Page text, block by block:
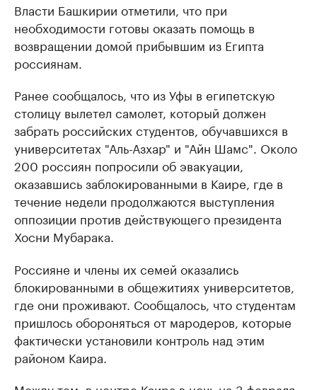
Власти Башкирии отметили, что при
необходимости готовы оказать помощь в
возвращении домой прибывшим из Египта
россиянам.
Ранее сообщалось, что из Уфы в египетскую
столицу вылетел самолет, который должен
забрать российских студентов, обучавшихся в
университетах "Аль-Азхар" и "Айн Шамс". Около
200 россиян попросили об эвакуации,
оказавшись заблокированными в Каире, где в
течение недели продолжаются выступления
оппозиции против действующего президента
Хосни Мубарака.
Россияне и члены их семей оказались
блокированными в общежитиях университетов,
где они проживают. Сообщалось, что студентам
пришлось обороняться от мародеров, которые
фактически установили контроль над этим
районом Каира.